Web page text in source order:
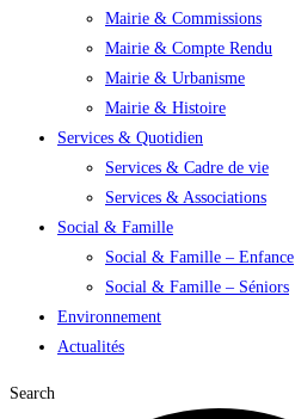
Mairie & Commissions
Mairie & Compte Rendu
Mairie & Urbanisme
Mairie & Histoire
Services & Quotidien
Services & Cadre de vie
Services & Associations
Social & Famille
Social & Famille – Enfance
Social & Famille – Séniors
Environnement
Actualités
Search